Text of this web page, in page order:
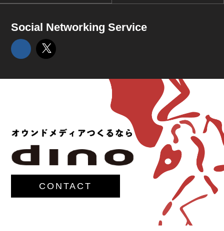
Social Networking Service
CONTACT